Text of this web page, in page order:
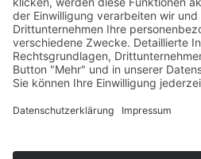
Haus
KFZ
Recht
Schadenspraxis
Tiere